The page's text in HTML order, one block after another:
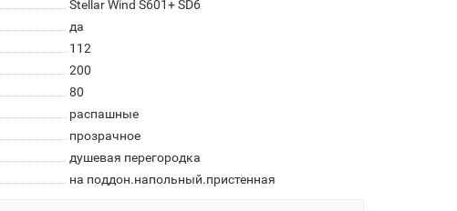
Stellar Wind S601+ SD6
да
112
200
80
распашные
прозрачное
душевая перегородка
на поддон.напольный.пристенная